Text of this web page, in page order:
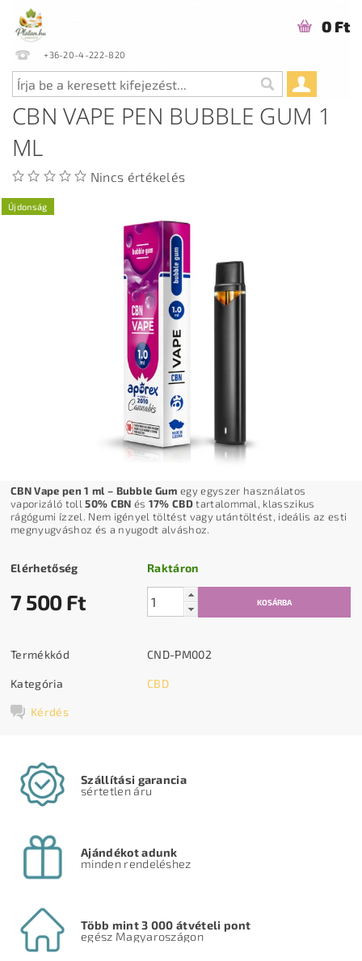
+36-20-4-222-820
0 Ft
CBN VAPE PEN BUBBLE GUM 1
ML
Nincs értékelés
Újdonság
CBN Vape pen 1 ml – Bubble Gum egy egyszer használatos
vaporizáló toll50% CBN és 17% CBDtartalommal, klasszikus
rágógumi ízzel. Nem igényel töltést vagy utántöltést, ideális az esti
megnyugváshoz és a nyugodt alváshoz.
Elérhetőség Raktáron
7 500 Ft
Termékkód CND-PM002
Kategória CBD
Kérdés
Szállítási garancia
sértetlen áru
Ajándékot adunk
minden rendeléshez
Több mint 3 000 átvételi pont
egész Magyaroszágon